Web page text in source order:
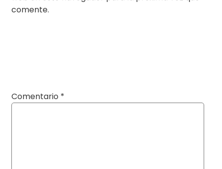
comente.
Comentario *